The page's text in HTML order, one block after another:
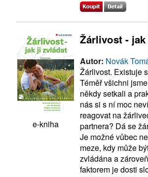
e-kniha
Žárlivost -
Autor: Novák
Žárlivost. Existuje
Téměř všichni
někdy setkali a
nás si s ní moc
reagovat na
partnera? Dá se
Je možné vůbec
meze, kdy může
zvládána a
faktorem je dosti